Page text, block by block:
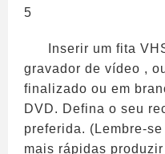
5
Inserir um fita
gravador de vídeo ,
finalizado ou em
DVD. Defina o seu
preferida. (Lembre-
mais rápidas